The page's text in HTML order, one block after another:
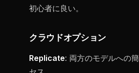
初心者に良い。
クラウドオプション
Replicate: 両方のモデルへの